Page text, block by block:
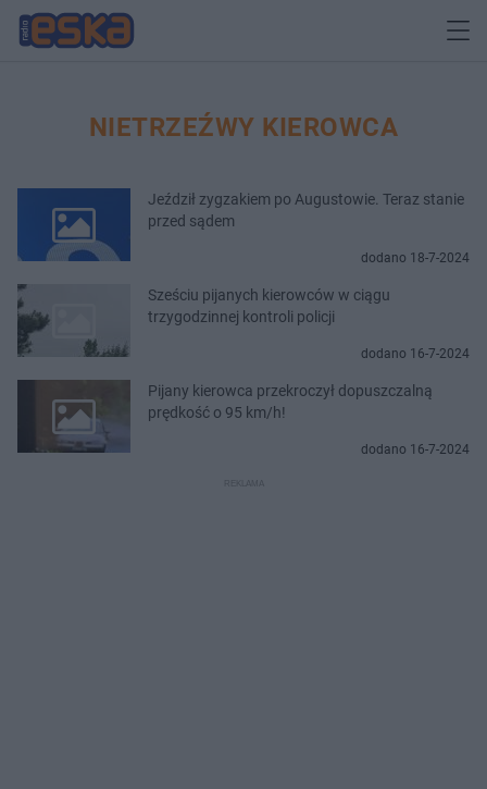
NIETRZEŹWY KIEROWCA
Jeździł zygzakiem po Augustowie. Teraz stanie
przed sądem
dodano 18-7-2024
Sześciu pijanych kierowców w ciągu
trzygodzinnej kontroli policji
dodano 16-7-2024
Pijany kierowca przekroczył dopuszczalną
prędkość o 95 km/h!
dodano 16-7-2024